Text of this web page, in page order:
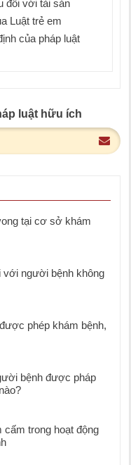
đối với tài sản
Luật trẻ em
của pháp luật
luật hữu ích
tại cơ sở khám
với người bệnh không
phép khám bệnh,
bệnh được pháp
cấm trong hoạt động